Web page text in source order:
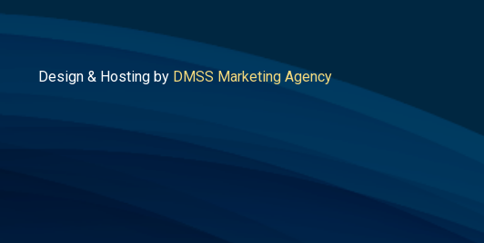
Design & Hosting by DMSS Marketing Agency